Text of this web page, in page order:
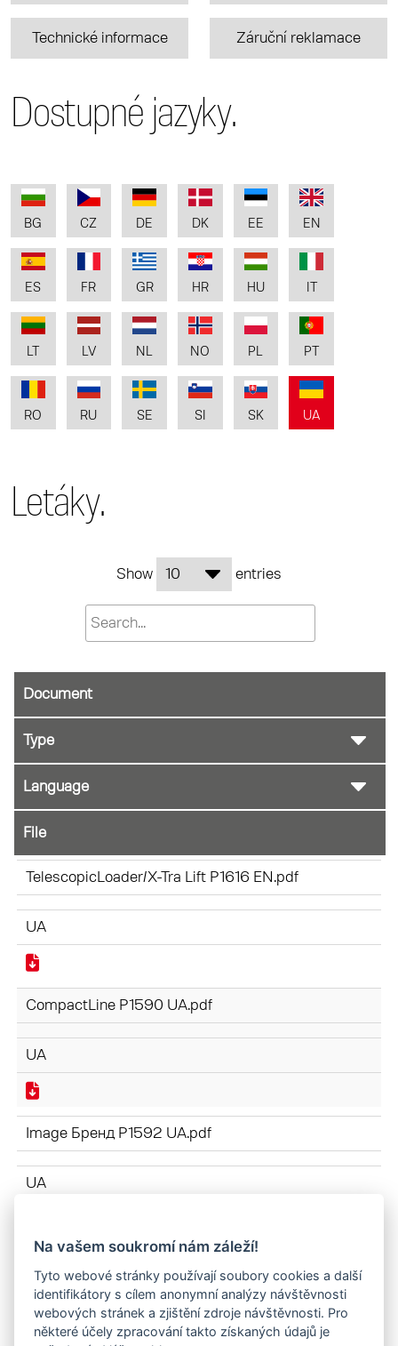
Technické informace Záruční reklamace
Dostupné jazyky.
BG CZ DE DK EE EN
ES FR GR HR HU
LT LV NL NO PL PT
RO RU SE SI SK UA
Letáky.
Show entries
Document
File
TelescopicLoader/X-Tra Lift P1616 EN.pdf
UA
CompactLine P1590 UA.pdf
UA
Image Бренд P1592 UA.pdf
UA
UA
Na vašem soukromí nám záleží!
Tyto webové stránky používají soubory cookies a další
identifikátory s cílem anonymní analýzy návštěvnosti
webových stránek a zjištění zdroje návštěvnosti. Pro
některé účely zpracování takto získaných údajů je